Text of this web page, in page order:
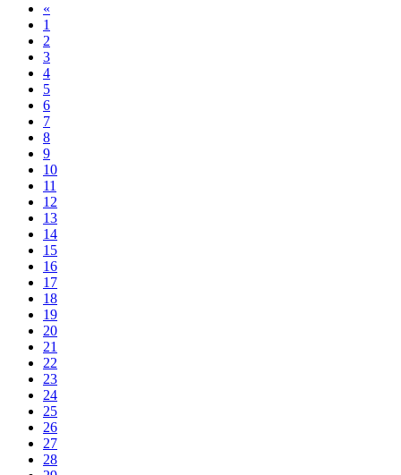
«
1
2
3
4
5
6
7
8
9
10
11
12
13
14
15
16
17
18
19
20
21
22
23
24
25
26
27
28